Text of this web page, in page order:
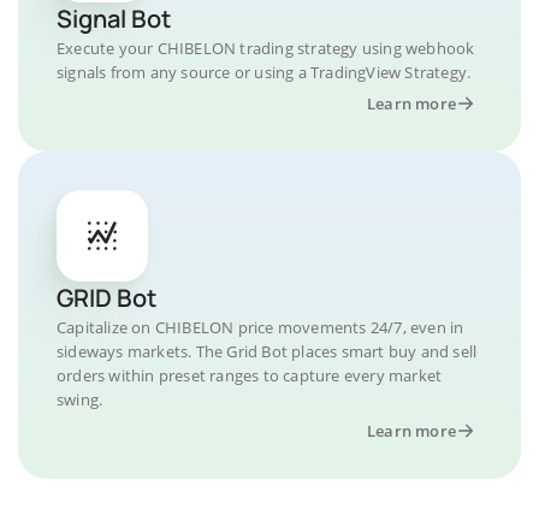
Signal Bot
Execute your CHIBELON trading strategy using webhook
signals from any source or using a TradingView Strategy.
Learn more
GRID Bot
Capitalize on CHIBELON price movements 24/7, even in
sideways markets. The Grid Bot places smart buy and sell
orders within preset ranges to capture every market
swing.
Learn more